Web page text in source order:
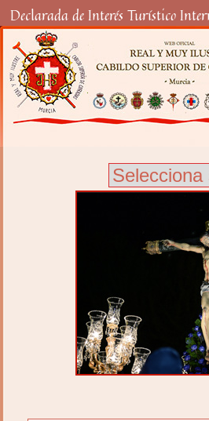
Declarada de Interés Turístico